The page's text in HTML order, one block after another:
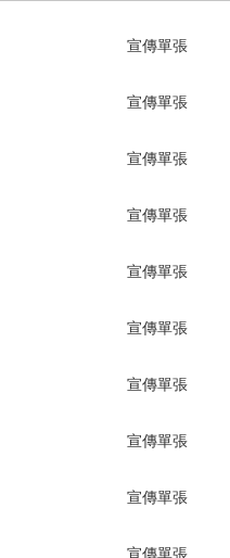
宣傳單張
宣傳單張
宣傳單張
宣傳單張
宣傳單張
宣傳單張
宣傳單張
宣傳單張
宣傳單張
宣傳單張